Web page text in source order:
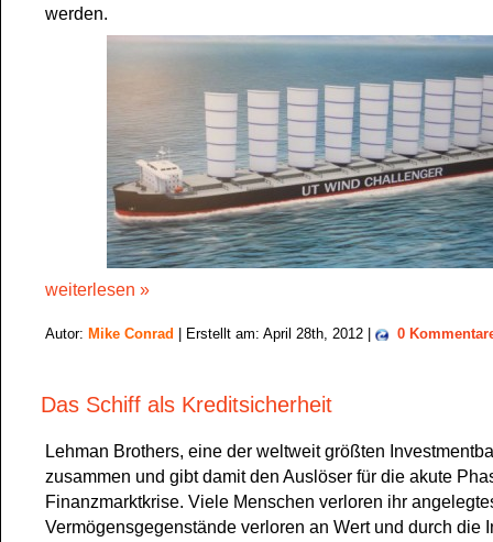
werden.
weiterlesen »
Autor: Mike Conrad | Erstellt am: April 28th, 2012 | 0
Das Schiff als Kreditsicherheit
Lehman Brothers, eine der weltweit größten
zusammen und gibt damit den Auslöser für die akute
Finanzmarktkrise. Viele Menschen verloren ihr
Vermögensgegenstände verloren an Wert und durch die